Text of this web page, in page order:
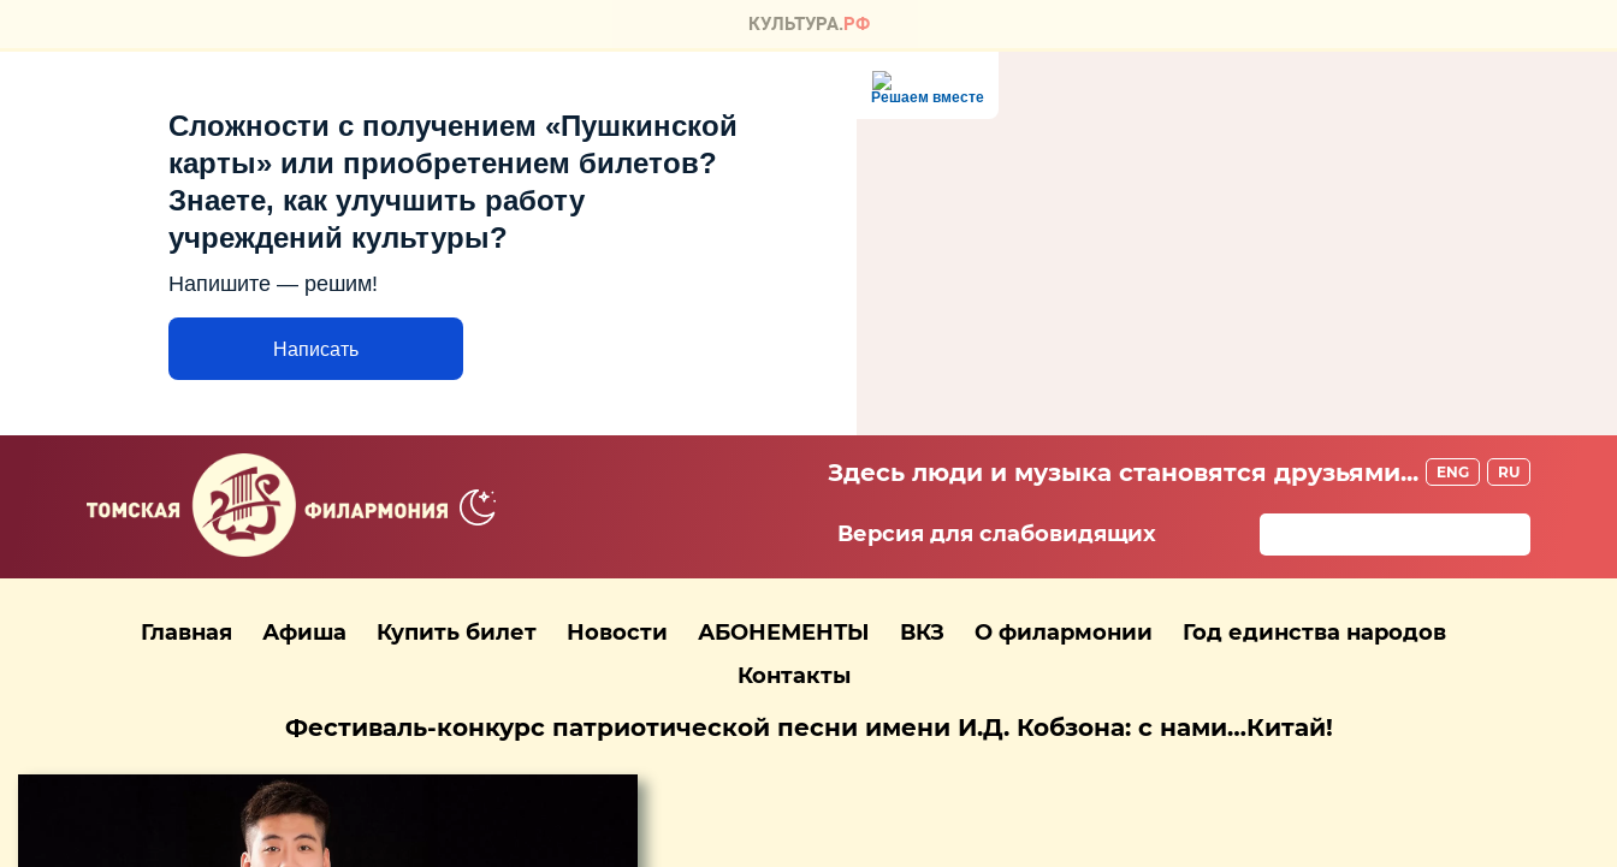
Решаем вместе
Сложности с получением «Пушкинской
карты» или приобретением билетов?
Знаете, как улучшить работу
учреждений культуры?
Напишите — решим!
Написать
Здесь люди и музыка становятся друзьями... ENG RU
Версия для слабовидящих
Главная Афиша Купить билет Новости АБОНЕМЕНТЫ ВКЗ О филармонии
Год единства народов
Контакты
Фестиваль-конкурс патриотической песни имени И.Д. Кобзона: с нами…Китай!